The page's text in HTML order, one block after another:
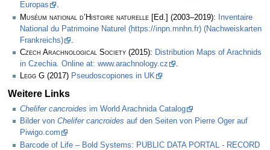
Europas
.
Muséum national d’Histoire naturelle [Ed.] (2003–2019):
Inventaire
National du Patrimoine Naturel (https://inpn.mnhn.fr) (Nachweiskarten
Frankreichs)
Czech Arachnological Society (2015): Distribution Maps of Arachnids
in Czechia. Online at: www.arachnology.cz
.
Legg G (2017) Pseudoscopiones in UK
Weitere Links
Chelifer cancroides im World Arachnida Catalog
Bilder von Chelifer cancroides auf den Seiten von Pierre Oger auf
Piwigo.com
Barcode of Life – Bold Systems: PUBLIC DATA PORTAL - RECORD